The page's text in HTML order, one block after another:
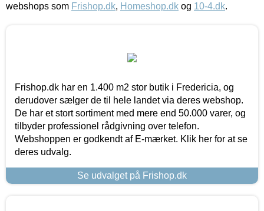
webshops som Frishop.dk, Homeshop.dk og 10-4.dk.
Frishop.dk har en 1.400 m2 stor butik i Fredericia, og
derudover sælger de til hele landet via deres webshop.
De har et stort sortiment med mere end 50.000 varer, og
tilbyder professionel rådgivning over telefon.
Webshoppen er godkendt af E-mærket. Klik her for at se
deres udvalg.
Se udvalget på Frishop.dk